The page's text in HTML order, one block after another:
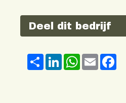
Deel dit bedrijf
Share LinkedInWhatsApp
Email